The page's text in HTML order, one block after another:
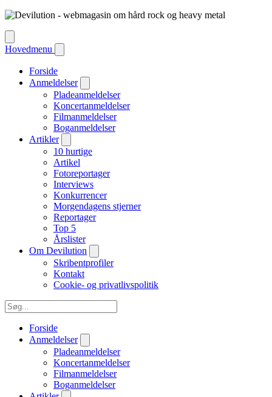
Hovedmenu
Forside
Anmeldelser
Pladeanmeldelser
Koncertanmeldelser
Filmanmeldelser
Boganmeldelser
Artikler
10 hurtige
Artikel
Fotoreportager
Interviews
Konkurrencer
Morgendagens stjerner
Reportager
Top 5
Årslister
Om Devilution
Skribentprofiler
Kontakt
Cookie- og privatlivspolitik
Forside
Anmeldelser
Pladeanmeldelser
Koncertanmeldelser
Filmanmeldelser
Boganmeldelser